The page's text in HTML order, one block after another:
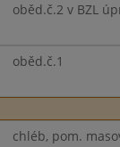
oběd.č.2 v BZL
oběd.č.1
chléb, pom.